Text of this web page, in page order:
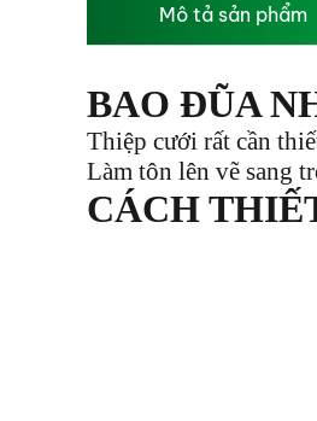
Mô tả sản phẩm
BAO ĐŨA
Thiệp cưới rất cần
Làm tôn lên vẽ sang
CÁCH